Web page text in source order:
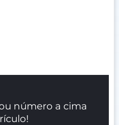
número a cima